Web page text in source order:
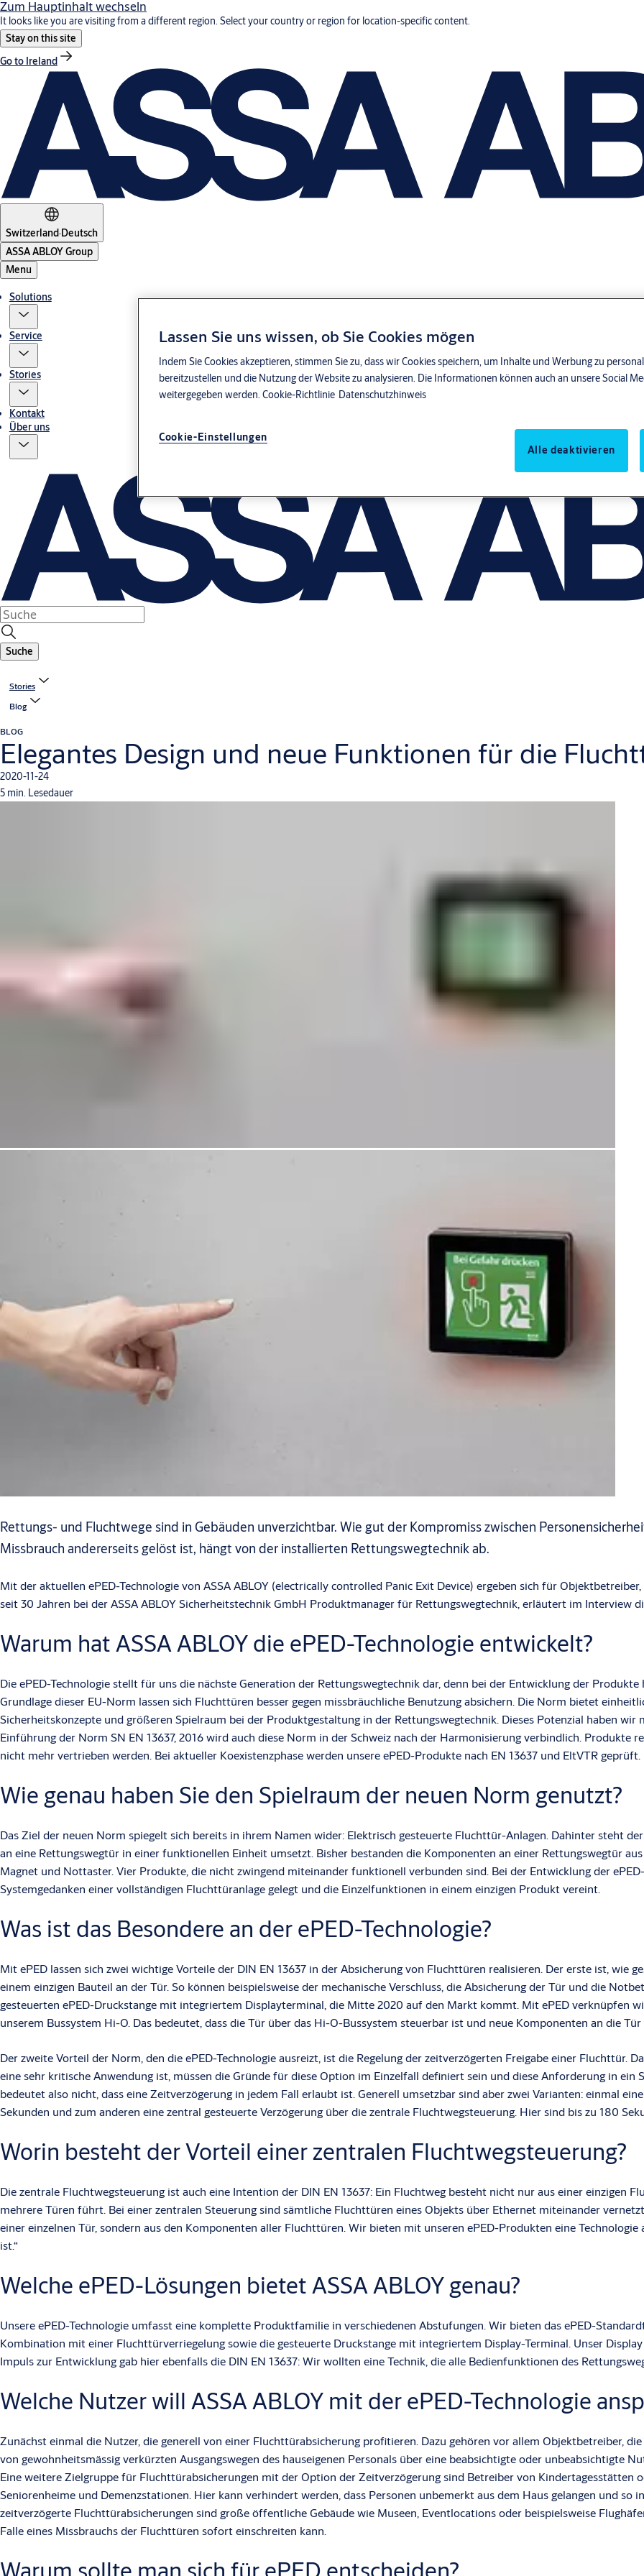
Zum Hauptinhalt wechseln
It looks like you are visiting from a different region. Select your country or region for location-specific content.
Stay on this site
Go to Ireland
Switzerland·Deutsch
ASSA ABLOY Group
Menu
Solutions
Service
Stories
Kontakt
Über uns
Suche
Stories
Blog
BLOG
Elegantes Design und neue Funktionen für die
2020-11-24
5 min. Lesedauer
Rettungs- und Fluchtwege sind in Gebäuden unverzichtbar. Wie gut der Kompromiss zwischen
Missbrauch andererseits gelöst ist, hängt von der installierten Rettungswegtechnik ab.
Mit der aktuellen ePED-Technologie von ASSA ABLOY (electrically controlled Panic Exit Device) ergeben sich für
seit 30 Jahren bei der ASSA ABLOY Sicherheitstechnik GmbH Produktmanager für Rettungswegtechnik, erläutert im Interview
Warum hat ASSA ABLOY die ePED-Technologie entwickelt?
Die ePED-Technologie stellt für uns die nächste Generation der Rettungswegtechnik dar, denn bei der Entwicklung der
Grundlage dieser EU-Norm lassen sich Fluchttüren besser gegen missbräuchliche Benutzung absichern. Die Norm bietet
Sicherheitskonzepte und größeren Spielraum bei der Produktgestaltung in der Rettungswegtechnik. Dieses Potenzial haben
Einführung der Norm SN EN 13637, 2016 wird auch diese Norm in der Schweiz nach der Harmonisierung verbindlich. Produkte
nicht mehr vertrieben werden. Bei aktueller Koexistenzphase werden unsere ePED-Produkte nach EN 13637 und EltVTR geprüft.
Wie genau haben Sie den Spielraum der neuen Norm genutzt?
Das Ziel der neuen Norm spiegelt sich bereits in ihrem Namen wider: Elektrisch gesteuerte Fluchttür-Anlagen. Dahinter steht
an eine Rettungswegtür in einer funktionellen Einheit umsetzt. Bisher bestanden die Komponenten an einer Rettungswegtür
Magnet und Nottaster. Vier Produkte, die nicht zwingend miteinander funktionell verbunden sind. Bei der Entwicklung der
Systemgedanken einer vollständigen Fluchttüranlage gelegt und die Einzelfunktionen in einem einzigen Produkt vereint.
Was ist das Besondere an der ePED-Technologie?
Mit ePED lassen sich zwei wichtige Vorteile der DIN EN 13637 in der Absicherung von Fluchttüren realisieren. Der erste ist, wie
einem einzigen Bauteil an der Tür. So können beispielsweise der mechanische Verschluss, die Absicherung der Tür und die
gesteuerten ePED-Druckstange mit integriertem Displayterminal, die Mitte 2020 auf den Markt kommt. Mit ePED verknüpfen
unserem Bussystem Hi-O. Das bedeutet, dass die Tür über das Hi-O-Bussystem steuerbar ist und neue Komponenten an die
Der zweite Vorteil der Norm, den die ePED-Technologie ausreizt, ist die Regelung der zeitverzögerten Freigabe einer Fluchttür.
eine sehr kritische Anwendung ist, müssen die Gründe für diese Option im Einzelfall definiert sein und diese Anforderung in ein
bedeutet also nicht, dass eine Zeitverzögerung in jedem Fall erlaubt ist. Generell umsetzbar sind aber zwei Varianten: einmal
Sekunden und zum anderen eine zentral gesteuerte Verzögerung über die zentrale Fluchtwegsteuerung. Hier sind bis zu 180
Worin besteht der Vorteil einer zentralen Fluchtwegsteuerung?
Die zentrale Fluchtwegsteuerung ist auch eine Intention der DIN EN 13637: Ein Fluchtweg besteht nicht nur aus einer einzigen
mehrere Türen führt. Bei einer zentralen Steuerung sind sämtliche Fluchttüren eines Objekts über Ethernet miteinander
einer einzelnen Tür, sondern aus den Komponenten aller Fluchttüren. Wir bieten mit unseren ePED-Produkten eine
ist.“
Welche ePED-Lösungen bietet ASSA ABLOY genau?
Unsere ePED-Technologie umfasst eine komplette Produktfamilie in verschiedenen Abstufungen. Wir bieten das ePED-
Kombination mit einer Fluchttürverriegelung sowie die gesteuerte Druckstange mit integriertem Display-Terminal. Unser
Impuls zur Entwicklung gab hier ebenfalls die DIN EN 13637: Wir wollten eine Technik, die alle Bedienfunktionen des
Welche Nutzer will ASSA ABLOY mit der ePED-Technologie
Zunächst einmal die Nutzer, die generell von einer Fluchttürabsicherung profitieren. Dazu gehören vor allem Objektbetreiber,
von gewohnheitsmässig verkürzten Ausgangswegen des hauseigenen Personals über eine beabsichtigte oder unbeabsichtigte
Eine weitere Zielgruppe für Fluchttürabsicherungen mit der Option der Zeitverzögerung sind Betreiber von Kindertagesstätten
Seniorenheime und Demenzstationen. Hier kann verhindert werden, dass Personen unbemerkt aus dem Haus gelangen und so
zeitverzögerte Fluchttürabsicherungen sind große öffentliche Gebäude wie Museen, Eventlocations oder beispielsweise
Falle eines Missbrauchs der Fluchttüren sofort einschreiten kann.
Lassen Sie uns wissen, ob Sie Cookies mögen
Indem Sie Cookies akzeptieren, stimmen Sie zu, dass wir Cookies speichern, um Inhalte und Werbung zu
bereitzustellen und die Nutzung der Website zu analysieren. Die Informationen können auch an unsere Social
weitergegeben werden. Cookie-Richtlinie Datenschutzhinweis
Cookie-Einstellungen
Alle deaktivieren